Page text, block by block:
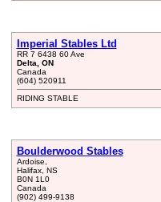
Imperial Stables Ltd
RR 7 6438 60 Ave
Delta, ON
Canada
(604) 520911
RIDING STABLE
Boulderwood Stables
Ardoise,
Halifax, NS
B0N 1L0
Canada
(902) 499-9138